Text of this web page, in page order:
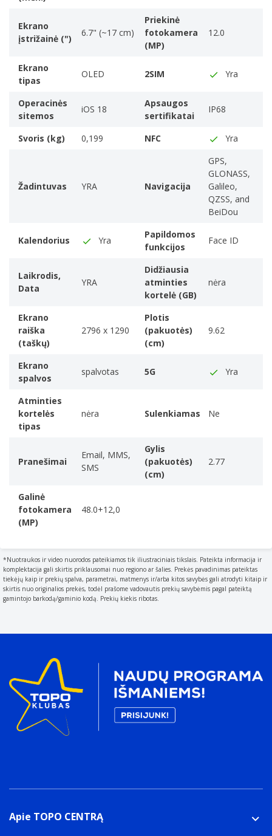
Plus“
6.7” ◊Refer to
„iPhone 16“
6.1”
Kameros valdymas.
Padarykite tobulą
nuotrauką.
Vos pajudindami pirštą
Ultraplačiakampė kamera.
Stambiems planams iš arti.
Ekrano
įstrižainė (")
6.7" (~17 cm)
Priekinė
fotokamera
(MP)
12.0
Ekrano
tipas
OLED 2SIM Yra
Operacinės
sitemos
iOS 18
Apsaugos
sertifikatai
IP68
Svoris (kg) 0,199 NFC Yra
Žadintuvas YRA Navigacija
GPS,
GLONASS,
Galileo,
QZSS, and
BeiDou
Kalendorius Yra
Papildomos
funkcijos
Face ID
Laikrodis,
Data
YRA
Didžiausia
atminties
kortelė (GB)
nėra
Ekrano
raiška
(taškų)
2796 x 1290
Plotis
(pakuotės)
(cm)
9.62
Ekrano
spalvos
spalvotas 5G Yra
Atminties
kortelės
tipas
nėra Sulenkiamas Ne
Pranešimai
Email, MMS,
SMS
Gylis
(pakuotės)
(cm)
2.77
Galinė
fotokamera
(MP)
48.0+12,0
*Nuotraukos ir video nuorodos pateikiamos tik iliustraciniais tikslais. Pateikta informacija ir
komplektacija gali skirtis priklausomai nuo regiono ar šalies. Prekės pavadinimas pateiktas
tiekėjų kaip ir prekių spalva, parametrai, matmenys ir/arba kitos savybės gali atrodyti kitaip ir
skirtis nuo originalios prekės, todėl prašome vadovautis prekių savybėmis pagal pateiktą
gamintojo barkodą/gaminio kodą. Prekių kiekis ribotas.
Apie TOPO CENTRĄ